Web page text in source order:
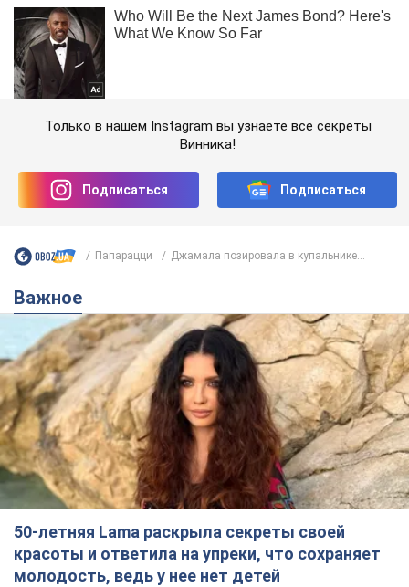
Только в нашем Instagram вы узнаете все секреты
Винника!
Подписаться Подписаться
Папарацци Джамала позировала в купальнике...
Важное
50-летняя Lama раскрыла секреты своей
красоты и ответила на упреки, что сохраняет
молодость, ведь у нее нет детей